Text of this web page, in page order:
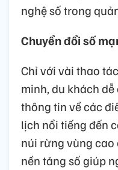
nghệ số trong
Chuyển đổi số
Chỉ với vài thao
minh, du khách
thông tin về các
lịch nổi tiếng đến
núi rừng vùng cao
nền tảng số giúp